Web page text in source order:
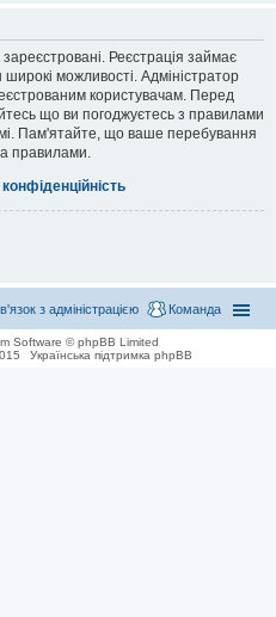
Реєстрація займає
можливості. Адміністратор
користувачам. Перед
що ви погоджуєтесь з правилами
Пам'ятайте, що ваше перебування
правилами.
Команда
з адміністрацією
Software © phpBB Limited
Українська підтримка phpBB